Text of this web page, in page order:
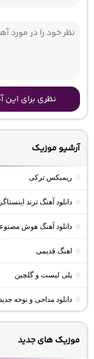
نظری برای این
آرشیو موزیک
ریمیکس ترکی
دانلود آهنگ ترند
دانلود آهنگ هوش
اهنگ قدیمی
پلی لیست و گلچین
دانلود مداحی و نوحه
موزیک های جدید